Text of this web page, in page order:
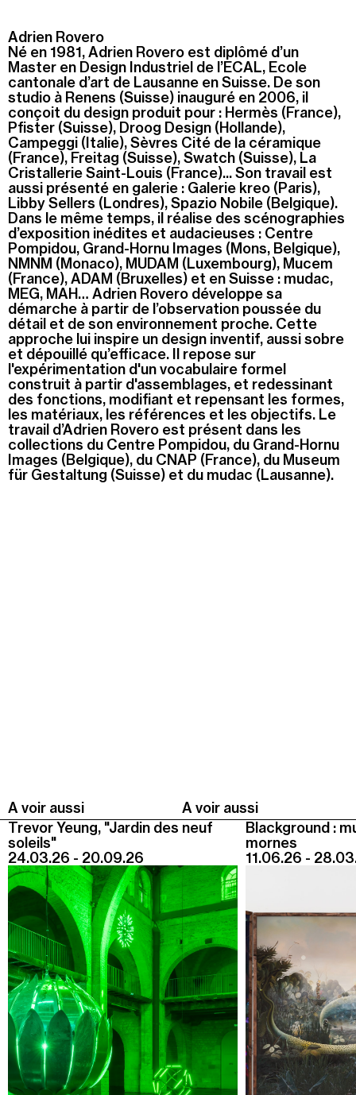
Adrien Rovero
Né en 1981, Adrien Rovero est diplômé d’un
Master en Design Industriel de l’ECAL, Ecole
cantonale d’art de Lausanne en Suisse. De son
studio à Renens (Suisse) inauguré en 2006, il
conçoit du design produit pour : Hermès (France),
Pfister (Suisse), Droog Design (Hollande),
Campeggi (Italie), Sèvres Cité de la céramique
(France), Freitag (Suisse), Swatch (Suisse), La
Cristallerie Saint-Louis (France)... Son travail est
aussi présenté en galerie : Galerie kreo (Paris),
Libby Sellers (Londres), Spazio Nobile (Belgique).
Dans le même temps, il réalise des scénographies
d’exposition inédites et audacieuses : Centre
Pompidou, Grand-Hornu Images (Mons, Belgique),
NMNM (Monaco), MUDAM (Luxembourg), Mucem
(France), ADAM (Bruxelles) et en Suisse : mudac,
MEG, MAH… Adrien Rovero développe sa
démarche à partir de l’observation poussée du
détail et de son environnement proche. Cette
approche lui inspire un design inventif, aussi sobre
et dépouillé qu’efficace. Il repose sur
l'expérimentation d'un vocabulaire formel
construit à partir d'assemblages, et redessinant
des fonctions, modifiant et repensant les formes,
les matériaux, les références et les objectifs. Le
travail d’Adrien Rovero est présent dans les
collections du Centre Pompidou, du Grand-Hornu
Images (Belgique), du CNAP (France), du Museum
für Gestaltung (Suisse) et du mudac (Lausanne).
A voir aussi
A voir aussi
Trevor Yeung, "Jardin des neuf
soleils"
24.03.26 - 20.09.26
Blackground :
mornes
11.06.26 -